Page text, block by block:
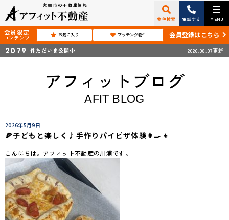
宮崎市の不動産情報
物件検索 電話する MENU
会員限定
コンテンツ お気に入り マッチング物件 会員登録はこちら
2079 件ただいま公開中 2026.08.07更新
アフィットブログ
AFIT BLOG
2026年5月9日
🍕子どもと楽しく♪手作りパイピザ体験👩‍🍳👦
こんにちは。アフィット不動産の川浦です。